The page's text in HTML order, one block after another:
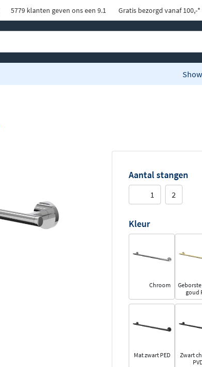
5779 klanten geven ons een 9.1 Gratis bezorgd vanaf 100,-*
Aantal stangen
1 2
Kleur
Chroom
goud
Mat zwart PED
Zwart